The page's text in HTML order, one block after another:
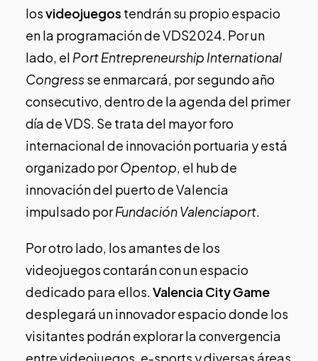
losvideojuegos tendrán su propio espacio
en la programación de VDS2024. Por un
lado, el Port Entrepreneurship International
Congressse enmarcará, por segundo año
consecutivo, dentro de la agenda del primer
día de VDS. Se trata del mayor foro
internacional de innovación portuaria y está
organizado porOpentop, el hub de
innovación del puerto de Valencia
impulsado porFundación Valenciaport.
Por otro lado, los amantes de los
videojuegos contarán con un espacio
dedicado para ellos.Valencia City Game
desplegará un innovador espacio donde los
visitantes podrán explorar la convergencia
entre videojuegos, e-sports y diversas áreas